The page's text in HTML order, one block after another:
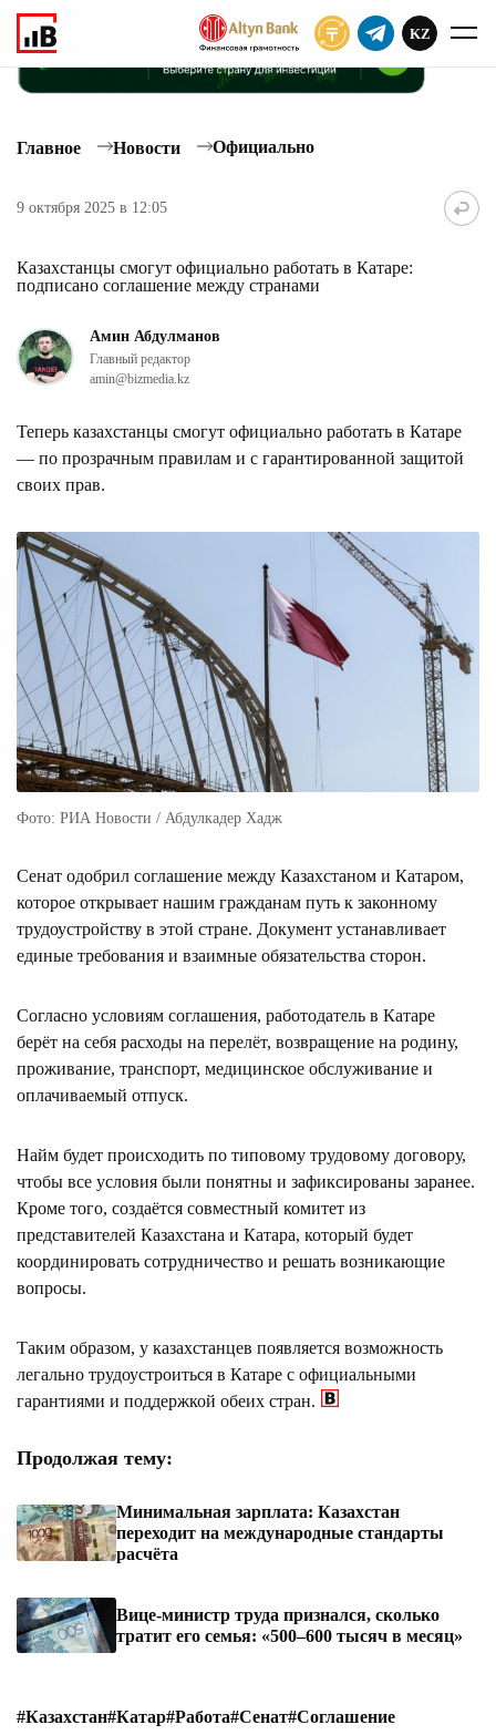
KZ
Главное Новости Официально
9 октября 2025 в 12:05
Казахстанцы смогут официально работать в Катаре:
подписано соглашение между странами
Амин Абдулманов
Главный редактор
amin@bizmedia.kz
Теперь казахстанцы смогут официально работать в Катаре
— по прозрачным правилам и с гарантированной защитой
своих прав.
Фото: РИА Новости / Абдулкадер Хадж
Сенат одобрил соглашение между Казахстаном и Катаром,
которое открывает нашим гражданам путь к законному
трудоустройству в этой стране. Документ устанавливает
единые требования и взаимные обязательства сторон.
Согласно условиям соглашения, работодатель в Катаре
берёт на себя расходы на перелёт, возвращение на родину,
проживание, транспорт, медицинское обслуживание и
оплачиваемый отпуск.
Найм будет происходить по типовому трудовому договору,
чтобы все условия были понятны и зафиксированы заранее.
Кроме того, создаётся совместный комитет из
представителей Казахстана и Катара, который будет
координировать сотрудничество и решать возникающие
вопросы.
Таким образом, у казахстанцев появляется возможность
легально трудоустроиться в Катаре с официальными
гарантиями и поддержкой обеих стран.
Продолжая тему:
Минимальная зарплата: Казахстан
переходит на международные стандарты
расчёта
Вице-министр труда признался, сколько
тратит его семья: «500–600 тысяч в месяц»
#Казахстан#Катар#Работа#Сенат#Соглашение